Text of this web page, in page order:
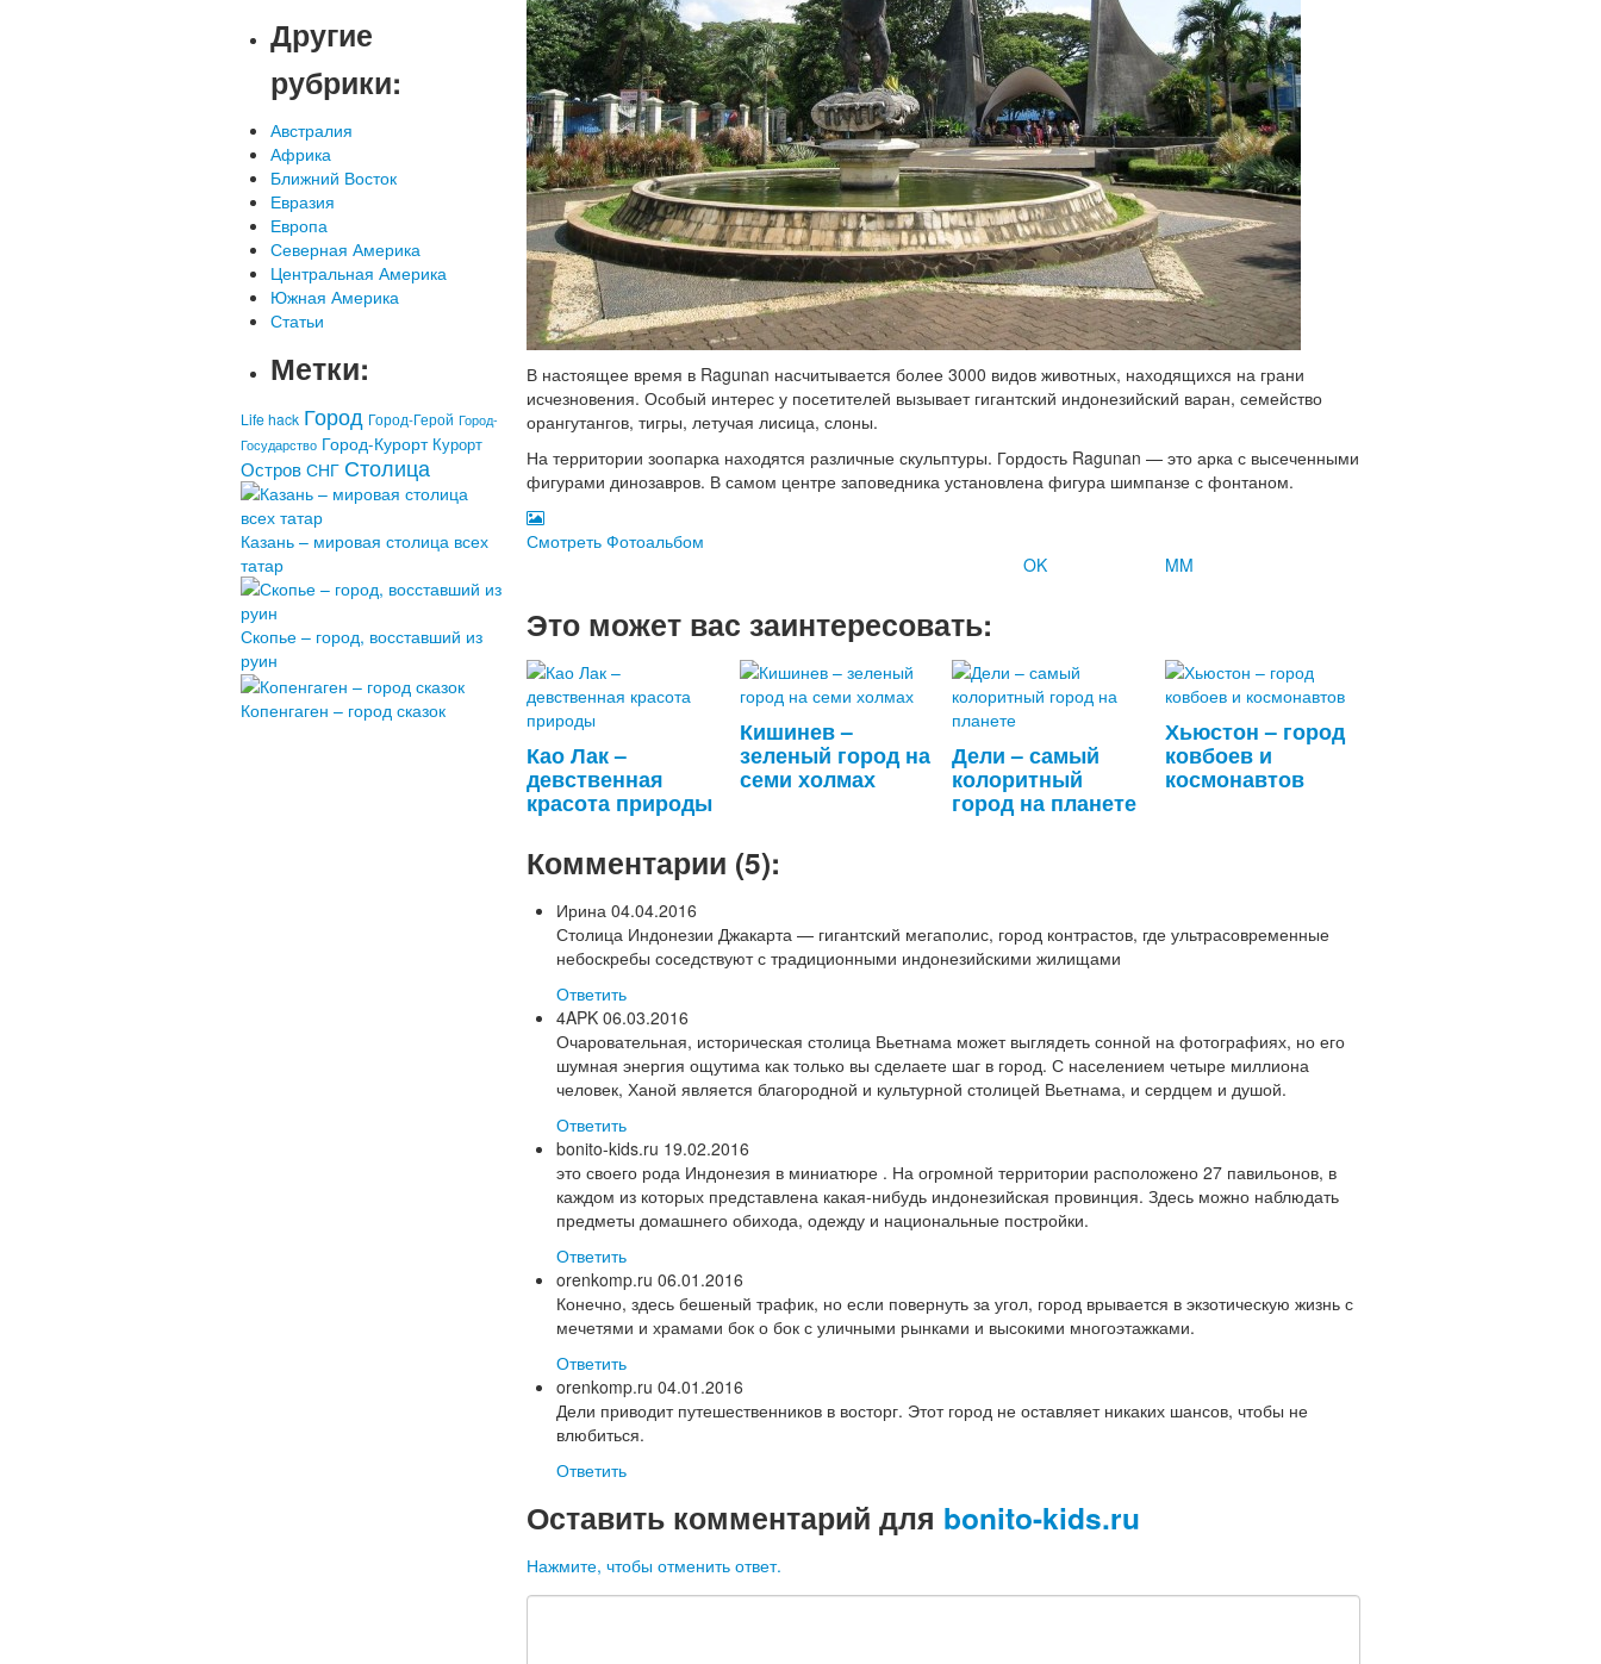
Другие
рубрики:
Австралия
Африка
Ближний Восток
Евразия
Европа
Северная Америка
Центральная Америка
Южная Америка
Статьи
Метки:
Life hack Город Город-Герой Город-
Государство Город-Курорт Курорт
ОстровСНГ Столица
Казань – мировая столица всех
татар
Скопье – город, восставший из
руин
Копенгаген – город сказок
В настоящее время в Ragunan насчитывается более 3000 видов животных, находящихся на грани
исчезновения. Особый интерес у посетителей вызывает гигантский индонезийский варан, семейство
орангутангов, тигры, летучая лисица, слоны.
На территории зоопарка находятся различные скульптуры. Гордость Ragunan — это арка с высеченными
фигурами динозавров. В самом центре заповедника установлена фигура шимпанзе с фонтаном.
Смотреть Фотоальбом
OK
MM
Это может вас заинтересовать:
Као Лак –
девственная
красота природы
Кишинев –
зеленый город на
семи холмах
Дели – самый
колоритный
город на планете
Хьюстон – город
ковбоев и
космонавтов
Комментарии (5):
Ирина 04.04.2016
Столица Индонезии Джакарта — гигантский мегаполис, город контрастов, где ультрасовременные
небоскребы соседствуют с традиционными индонезийскими жилищами
Ответить
4APK 06.03.2016
Очаровательная, историческая столица Вьетнама может выглядеть сонной на фотографиях, но его
шумная энергия ощутима как только вы сделаете шаг в город. С населением четыре миллиона
человек, Ханой является благородной и культурной столицей Вьетнама, и сердцем и душой.
Ответить
bonito-kids.ru 19.02.2016
это своего рода Индонезия в миниатюре . На огромной территории расположено 27 павильонов, в
каждом из которых представлена какая-нибудь индонезийская провинция. Здесь можно наблюдать
предметы домашнего обихода, одежду и национальные постройки.
Ответить
orenkomp.ru 06.01.2016
Конечно, здесь бешеный трафик, но если повернуть за угол, город врывается в экзотическую жизнь с
мечетями и храмами бок о бок с уличными рынками и высокими многоэтажками.
Ответить
orenkomp.ru 04.01.2016
Дели приводит путешественников в восторг. Этот город не оставляет никаких шансов, чтобы не
влюбиться.
Ответить
Оставить комментарий для bonito-kids.ru
Нажмите, чтобы отменить ответ.